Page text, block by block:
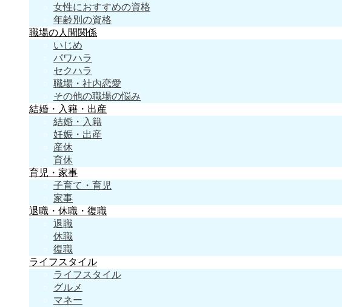
女性におすすめの資格
年齢別の資格
職場の人間関係
いじめ
パワハラ
セクハラ
職場・社内恋愛
その他の職場の悩み
結婚・入籍・出産
結婚・入籍
妊娠・出産
産休
育休
育児・家事
子育て・育児
家事
退職・休職・復職
退職
休職
復職
ライフスタイル
ライフスタイル
グルメ
マネー